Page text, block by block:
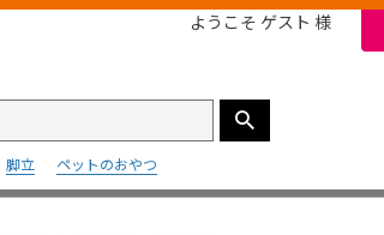
ようこそ ゲスト 様
脚立 ペットのおやつ